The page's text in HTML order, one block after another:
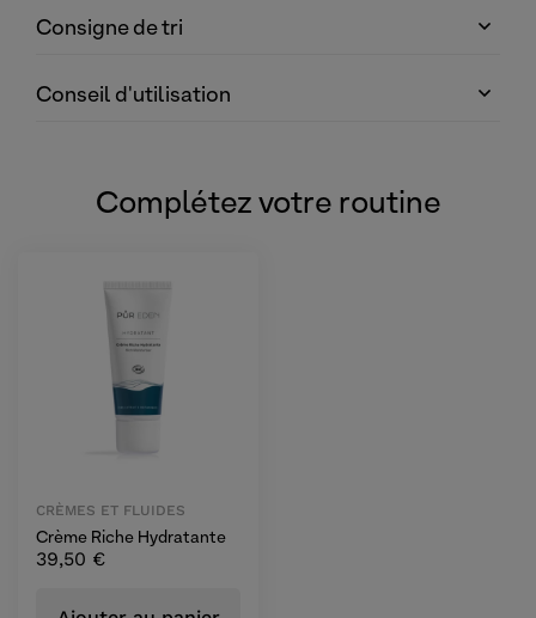
Consigne de tri
Conseil d'utilisation
Complétez votre routine
CRÈMES ET FLUIDES
Crème Riche Hydratante
39,50 €